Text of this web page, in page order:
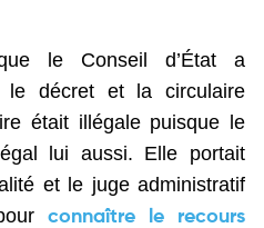
le Conseil d’État a
le décret et la circulaire
était illégale puisque le
lui aussi. Elle portait
et le juge administratif
connaître le recours